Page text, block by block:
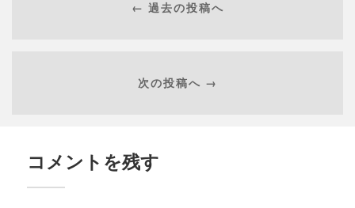
← 過去の投稿へ
次の投稿へ →
コメントを残す